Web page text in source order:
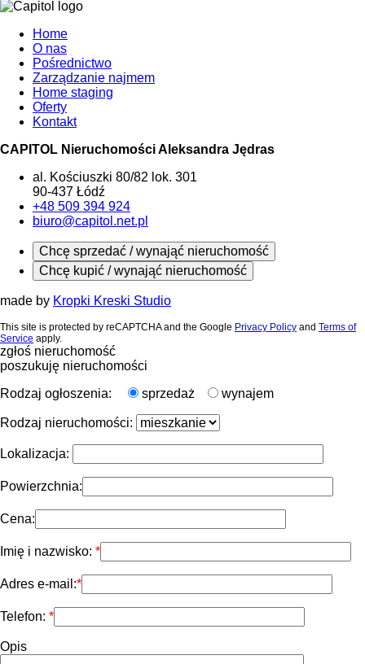
Home
O nas
Pośrednictwo
Zarządzanie najmem
Home staging
Oferty
Kontakt
CAPITOL Nieruchomości Aleksandra Jędras
al. Kościuszki 80/82 lok. 301
90-437 Łódź
+48 509 394 924
biuro@capitol.net.pl
Chcę sprzedać / wynająć nieruchomość
Chcę kupić / wynająć nieruchomość
made by Kropki Kreski Studio
This site is protected by reCAPTCHA and the Google Privacy Policy and Terms of
Service apply.
zgłoś nieruchomość
poszukuję nieruchomości
Rodzaj ogłoszenia:
sprzedaż wynajem
Rodzaj nieruchomości:
Lokalizacja:
Powierzchnia:
Cena:
Imię i nazwisko:
Adres e-mail:
Telefon:
Opis